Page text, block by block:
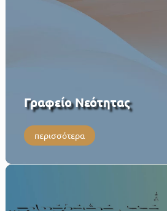
Γραφείο Νεότητας
περισσότερα